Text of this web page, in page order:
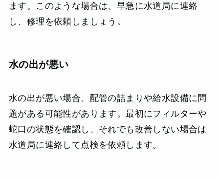
ます。このような場合は、早急に水道局に連絡
し、修理を依頼しましょう。
水の出が悪い
水の出が悪い場合、配管の詰まりや給水設備に問
題がある可能性があります。最初にフィルターや
蛇口の状態を確認し、それでも改善しない場合は
水道局に連絡して点検を依頼します。